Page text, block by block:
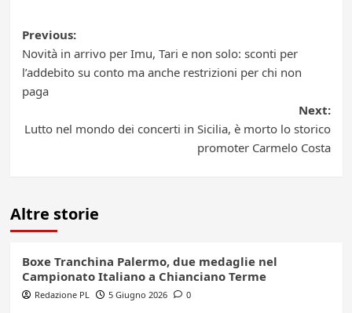
Post
navigation
Previous:
Novità in arrivo per Imu, Tari e non solo: sconti per
l’addebito su conto ma anche restrizioni per chi non
paga
Next:
Lutto nel mondo dei concerti in Sicilia, è morto lo storico
promoter Carmelo Costa
Altre storie
Boxe Tranchina Palermo, due medaglie nel
Campionato Italiano a Chianciano Terme
Redazione PL 5 Giugno 2026 0